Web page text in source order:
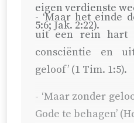
eigen verdienste
5:6;Jak. 2:22).
- ‘Maar het einde
uit een rein hart
consciëntie en
geloof’ (1 Tim. 1:5).
- ‘Maar zonder
Gode te behagen’ (